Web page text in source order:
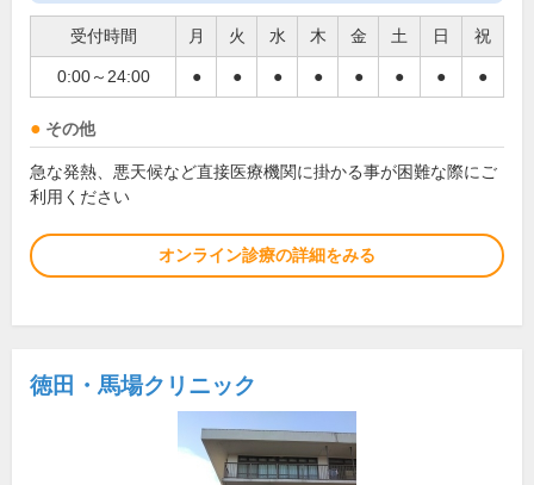
受付時間 月 火 水 木 金 土 日 祝
0:00～24:00 ● ● ● ● ● ● ● ●
その他
急な発熱、悪天候など直接医療機関に掛かる事が困難な際にご
利用ください
オンライン診療の詳細をみる
徳田・馬場クリニック